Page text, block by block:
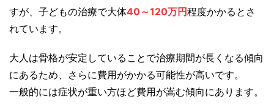
すが、子どもの治療で大体40～120万円程度かかるとさ
れています。
大人は骨格が安定していることで治療期間が長くなる傾向
にあるため、さらに費用がかかる可能性が高いです。
一般的には症状が重い方ほど費用が嵩む傾向にあります。